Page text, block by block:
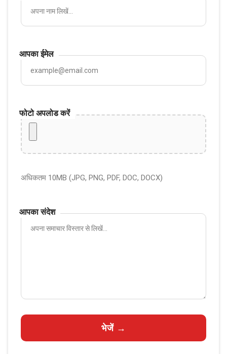
आपका ईमेल
फोटो अपलोड करें
अधिकतम 10MB (JPG, PNG, PDF, DOC, DOCX)
आपका संदेश